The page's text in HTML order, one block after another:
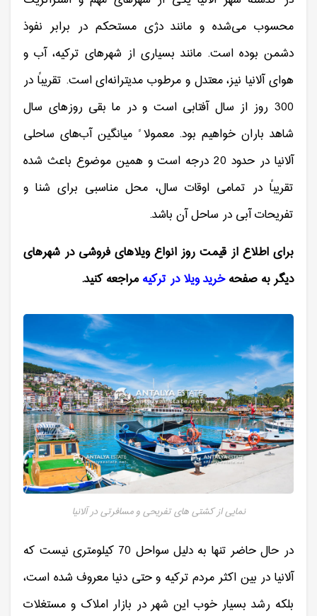
محسوب می‌شده و مانند دژی مستحکم در برابر نفوذ
دشمن بوده است. مانند بسیاری از شهرهای ترکیه، آب و
هوای آلانیا نیز، معتدل و مرطوب مدیترانه‌ای است. تقریباً در
300 روز از سال آفتابی است و در ما بقی روزهای سال
شاهد باران خواهیم بود. معمولا ً میانگین آب‌های ساحلی
آلانیا در حدود 20 درجه است و همین موضوع باعث شده
تقریباً در تمامی اوقات سال، محل مناسبی برای شنا و
تفریحات آبی در ساحل آن باشد.
برای اطلاع از قیمت روز انواع ویلاهای فروشی در شهرهای
دیگر به صفحهخرید ویلا در ترکیه مراجعه کنید.
نمایی از کشتی های تفریحی و مسافرتی در آلانیا
در حال حاضر تنها به دلیل سواحل 70 کیلومتری نیست که
آلانیا در بین اکثر مردم ترکیه و حتی دنیا معروف شده است،
بلکه رشد بسیار خوب این شهر در بازار املاک و مستغلات